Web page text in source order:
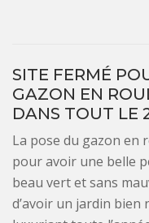
SITE FERMÉ
GAZON EN
DANS TOUT LE
La pose du gazon en
pour avoir une belle
beau vert et sans
d’avoir un jardin bien